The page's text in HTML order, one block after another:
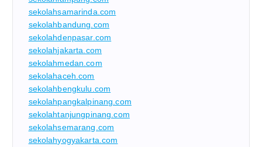
sekolahsamarinda.com
sekolahbandung.com
sekolahdenpasar.com
sekolahjakarta.com
sekolahmedan.com
sekolahaceh.com
sekolahbengkulu.com
sekolahpangkalpinang.com
sekolahtanjungpinang.com
sekolahsemarang.com
sekolahyogyakarta.com